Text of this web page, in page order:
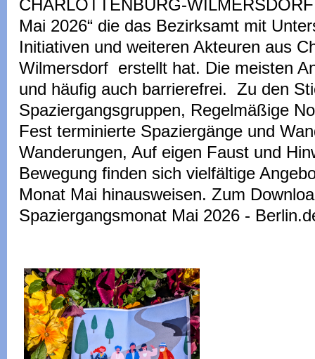
CHARLOTTENBURG-
Mai 2026“ die das Bezirksamt mit
Initiativen und weiteren Akteuren aus
Wilmersdorf erstellt hat. Die meisten
und häufig auch barrierefrei. Zu den
Spaziergangsgruppen, Regelmäßige
Fest terminierte Spaziergänge und
Wanderungen, Auf eigen Faust und
Bewegung finden sich vielfältige
Monat Mai hinausweisen. Zum
Spaziergangsmonat Mai 2026 -